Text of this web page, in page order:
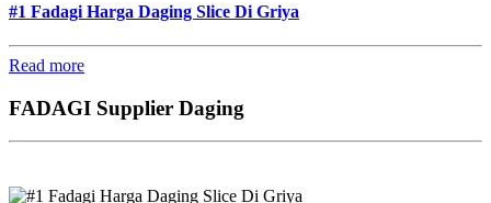
#1 Fadagi Harga Daging Slice Di Griya
Read more
FADAGI Supplier Daging